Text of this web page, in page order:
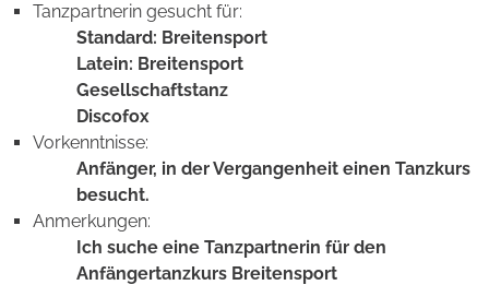
Tanzpartnerin gesucht für:
Standard: Breitensport
Latein: Breitensport
Gesellschaftstanz
Discofox
Vorkenntnisse:
Anfänger, in der Vergangenheit einen Tanzkurs
besucht.
Anmerkungen:
Ich suche eine Tanzpartnerin für den
Anfängertanzkurs Breitensport